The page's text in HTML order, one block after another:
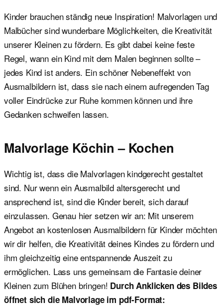
Kinder brauchen ständig neue Inspiration! Malvorlagen und
Malbücher sind wunderbare Möglichkeiten, die Kreativität
unserer Kleinen zu fördern. Es gibt dabei keine feste
Regel, wann ein Kind mit dem Malen beginnen sollte –
jedes Kind ist anders. Ein schöner Nebeneffekt von
Ausmalbildern ist, dass sie nach einem aufregenden Tag
voller Eindrücke zur Ruhe kommen können und ihre
Gedanken schweifen lassen.
Malvorlage Köchin – Kochen
Wichtig ist, dass die Malvorlagen kindgerecht gestaltet
sind. Nur wenn ein Ausmalbild altersgerecht und
ansprechend ist, sind die Kinder bereit, sich darauf
einzulassen. Genau hier setzen wir an: Mit unserem
Angebot an kostenlosen Ausmalbildern für Kinder möchten
wir dir helfen, die Kreativität deines Kindes zu fördern und
ihm gleichzeitig eine entspannende Auszeit zu
ermöglichen. Lass uns gemeinsam die Fantasie deiner
Kleinen zum Blühen bringen! Durch Anklicken des Bildes
öffnet sich die Malvorlage im pdf-Format: